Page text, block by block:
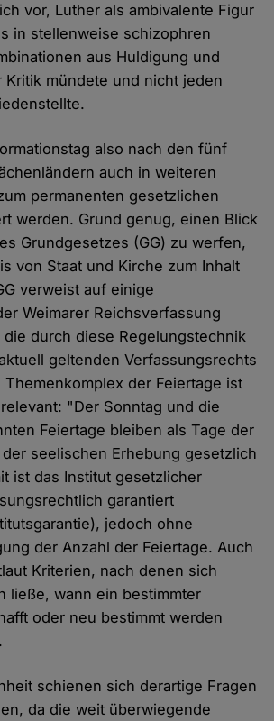
vor, Luther als ambivalente Figur
in stellenweise schizophren
aus Huldigung und
mündete und nicht jeden
also nach den fünf
auch in weiteren
permanenten gesetzlichen
werden. Grund genug, einen Blick
Grundgesetzes (GG) zu werfen,
von Staat und Kirche zum Inhalt
verweist auf einige
Weimarer Reichsverfassung
die durch diese Regelungstechnik
geltenden Verfassungsrechts
der Feiertage ist
"Der Sonntag und die
Feiertage bleiben als Tage der
seelischen Erhebung gesetzlich
ist das Institut gesetzlicher
garantiert
jedoch ohne
der Anzahl der Feiertage. Auch
Kriterien, nach denen sich
ließe, wann ein bestimmter
oder neu bestimmt werden
schienen sich derartige Fragen
da die weit überwiegende